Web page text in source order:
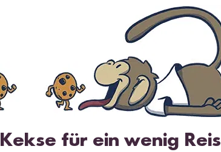
Kekse für ein wenig Reis